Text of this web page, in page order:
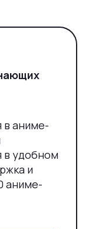
в аниме-
в удобном
и
аниме-